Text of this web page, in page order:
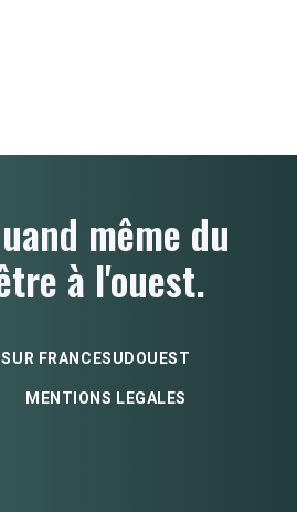
même du
à l'ouest.
FRANCESUDOUEST
MENTIONS LEGALES